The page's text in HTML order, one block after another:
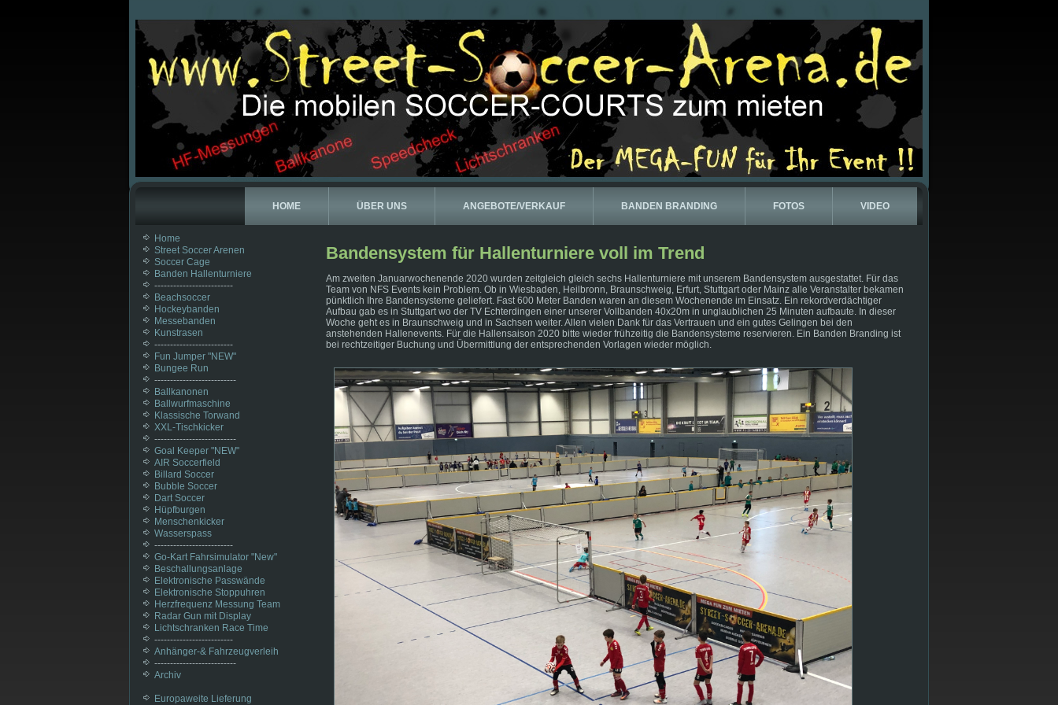
HOME ÜBER UNS ANGEBOTE/VERKAUF BANDEN BRANDING FOTOS VIDEO
Home
Street Soccer Arenen
Soccer Cage
Banden Hallenturniere
-------------------------
Beachsoccer
Hockeybanden
Messebanden
Kunstrasen
-------------------------
Fun Jumper "NEW"
Bungee Run
--------------------------
Ballkanonen
Ballwurfmaschine
Klassische Torwand
XXL-Tischkicker
--------------------------
Goal Keeper "NEW"
AIR Soccerfield
Billard Soccer
Bubble Soccer
Dart Soccer
Hüpfburgen
Menschenkicker
Wasserspass
-------------------------
Go-Kart Fahrsimulator "New"
Beschallungsanlage
Elektronische Passwände
Elektronische Stoppuhren
Herzfrequenz Messung Team
Radar Gun mit Display
Lichtschranken Race Time
-------------------------
Anhänger-& Fahrzeugverleih
--------------------------
Archiv
Europaweite Lieferung
Bandensystem für Hallenturniere voll im Trend
Am zweiten Januarwochenende 2020 wurden zeitgleich gleich sechs Hallenturniere mit unserem Bandensystem ausgestattet. Für das
Team von NFS Events kein Problem. Ob in Wiesbaden, Heilbronn, Braunschweig, Erfurt, Stuttgart oder Mainz alle Veranstalter bekamen
pünktlich Ihre Bandensysteme geliefert. Fast 600 Meter Banden waren an diesem Wochenende im Einsatz. Ein rekordverdächtiger
Aufbau gab es in Stuttgart wo der TV Echterdingen einer unserer Vollbanden 40x20m in unglaublichen 25 Minuten aufbaute. In dieser
Woche geht es in Braunschweig und in Sachsen weiter. Allen vielen Dank für das Vertrauen und ein gutes Gelingen bei den
anstehenden Hallenevents. Für die Hallensaison 2020 bitte wieder frühzeitig die Bandensysteme reservieren. Ein Banden Branding ist
bei rechtzeitiger Buchung und Übermittlung der entsprechenden Vorlagen wieder möglich.